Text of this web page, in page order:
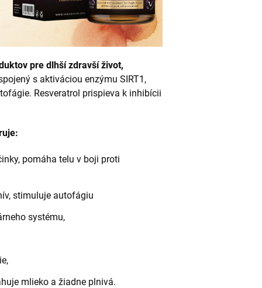
pre dlhší zdravší život,
s aktiváciou enzýmu SIRT1,
Resveratrol prispieva k inhibícii
pomáha telu v boji proti
stimuluje autofágiu
systému,
mlieko a žiadne plnivá.